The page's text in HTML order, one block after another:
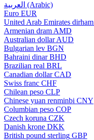
العربية (Arabic)
Euro EUR
United Arab Emirates dirham
Armenian dram AMD
Australian dollar AUD
Bulgarian lev BGN
Bahraini dinar BHD
Brazilian real BRL
Canadian dollar CAD
Swiss franc CHF
Chilean peso CLP
Chinese yuan renminbi CNY
Columbian peso COP
Czech koruna CZK
Danish krone DKK
British pound sterling GBP